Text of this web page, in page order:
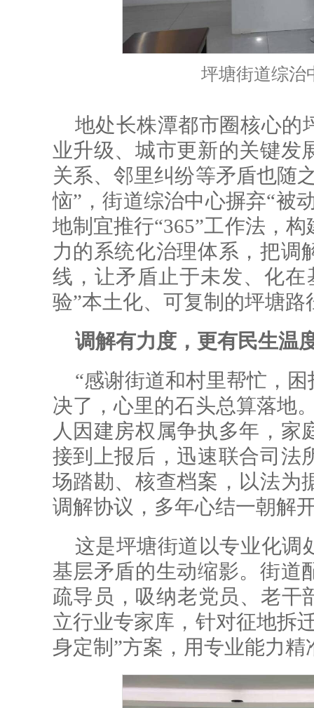
坪塘街道综治
地处长株潭都市圈核心的
业升级、城市更新的关键发
关系、邻里纠纷等矛盾也随
恼”，街道综治中心摒弃“被
地制宜推行“365”工作法，
力的系统化治理体系，把调
线，让矛盾止于未发、化
验”本土化、可复制的坪塘路
调解有力度，更有民生温
“感谢街道和村里帮忙，
决了，心里的石头总算落地
人因建房权属争执多年，家
接到上报后，迅速联合司法
场踏勘、核查档案，以法为
调解协议，多年心结一朝解
这是坪塘街道以专业化调
基层矛盾的生动缩影。街道
疏导员，吸纳老党员、老干
立行业专家库，针对征地拆
身定制”方案，用专业能力精